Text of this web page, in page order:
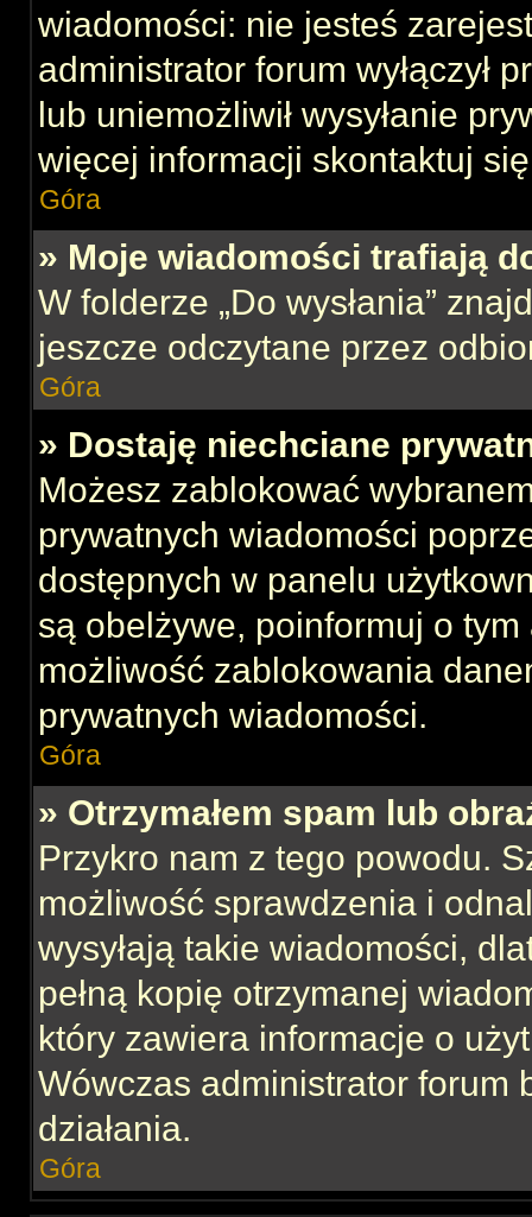
wiadomości: nie jesteś
administrator forum wyłączył
lub uniemożliwił wysyłanie
więcej informacji skontaktuj
Góra
» Moje wiadomości trafiają
W folderze „Do wysłania”
jeszcze odczytane przez
Góra
» Dostaję niechciane
Możesz zablokować
prywatnych wiadomości
dostępnych w panelu
są obelżywe, poinformuj o
możliwość zablokowania
prywatnych wiadomości.
Góra
» Otrzymałem spam lub
Przykro nam z tego powodu.
możliwość sprawdzenia i
wysyłają takie wiadomości,
pełną kopię otrzymanej
który zawiera informacje o
Wówczas administrator forum
działania.
Góra